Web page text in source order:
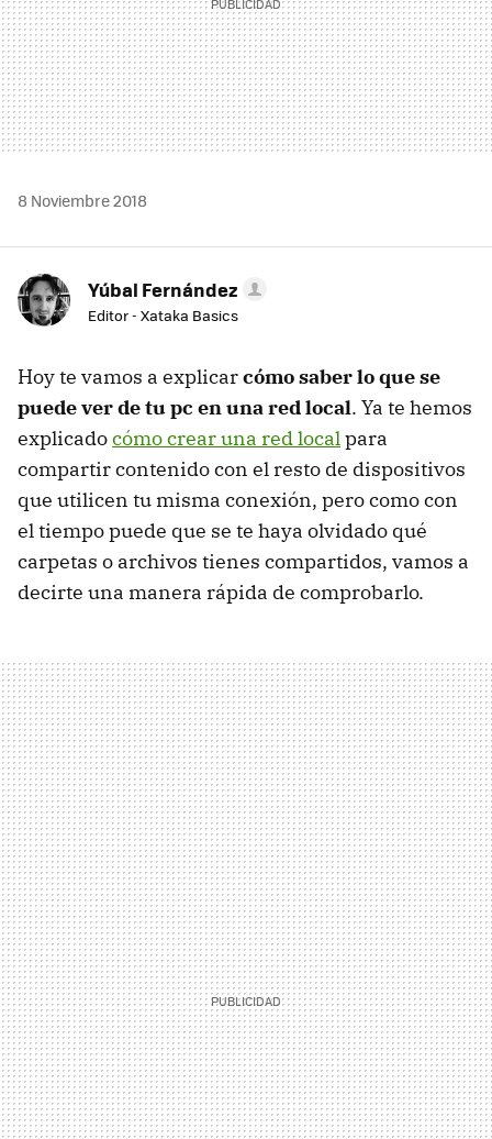
8 Noviembre 2018
Yúbal Fernández
Editor - Xataka Basics
Hoy te vamos a explicarcómo saber lo que se
puede ver de tu pc en una red local. Ya te hemos
explicadocómo crear una red localpara
compartir contenido con el resto de dispositivos
que utilicen tu misma conexión, pero como con
el tiempo puede que se te haya olvidado qué
carpetas o archivos tienes compartidos, vamos a
decirte una manera rápida de comprobarlo.